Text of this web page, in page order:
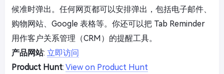
候准时弹出。任何网页都可以安排弹出，包括电子邮件、
购物网站、Google 表格等。你还可以把 Tab Reminder
用作客户关系管理（CRM）的提醒工具。
产品网站: 立即访问
Product Hunt: View on Product Hunt